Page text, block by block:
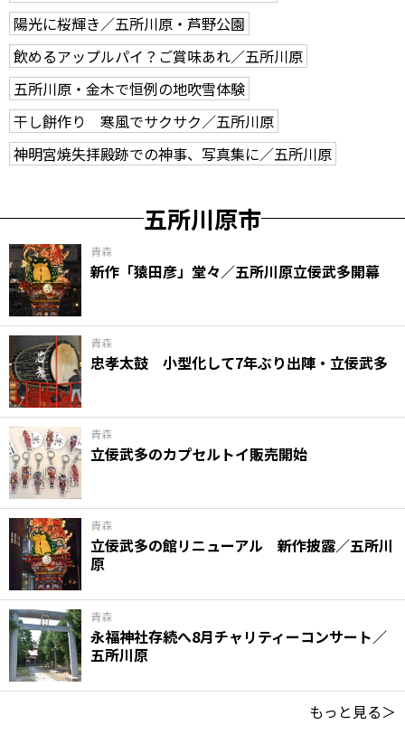
陽光に桜輝き／五所川原・芦野公園
飲めるアップルパイ？ご賞味あれ／五所川原
五所川原・金木で恒例の地吹雪体験
干し餅作り 寒風でサクサク／五所川原
神明宮焼失拝殿跡での神事、写真集に／五所川原
五所川原市
青森
新作「猿田彦」堂々／五所川原立佞武多開幕
青森
忠孝太鼓 小型化して7年ぶり出陣・立佞武多
青森
立佞武多のカプセルトイ販売開始
青森
立佞武多の館リニューアル 新作披露／五所川
原
青森
永福神社存続へ8月チャリティーコンサート／
五所川原
もっと見る＞